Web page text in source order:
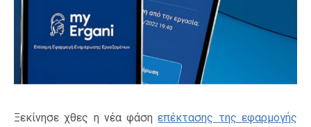
Ξεκίνησε χθες η νέα φάσηεπέκτασης της εφαρμογής